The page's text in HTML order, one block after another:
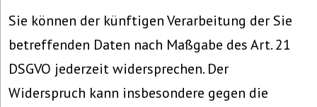
Sie können der künftigen Verarbeitung der Sie
betreffenden Daten nach Maßgabe des Art. 21
DSGVO jederzeit widersprechen. Der
Widerspruch kann insbesondere gegen die